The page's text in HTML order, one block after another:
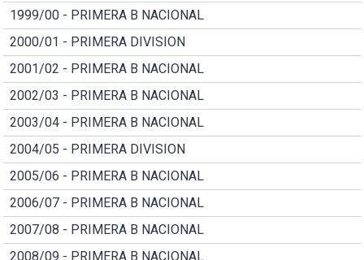
1999/00 - PRIMERA B NACIONAL
2000/01 - PRIMERA DIVISION
2001/02 - PRIMERA B NACIONAL
2002/03 - PRIMERA B NACIONAL
2003/04 - PRIMERA B NACIONAL
2004/05 - PRIMERA DIVISION
2005/06 - PRIMERA B NACIONAL
2006/07 - PRIMERA B NACIONAL
2007/08 - PRIMERA B NACIONAL
2008/09 - PRIMERA B NACIONAL